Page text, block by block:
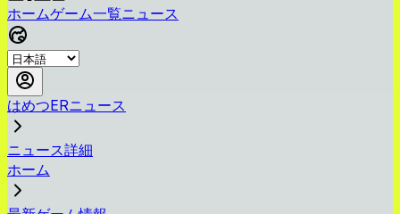
ホームゲーム一覧ニュース
はめつERニュース
ニュース詳細
ホーム